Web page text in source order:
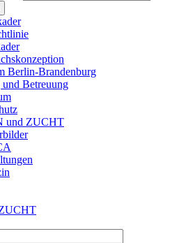
Berlin-Brandenburg
Betreuung
und ZUCHT